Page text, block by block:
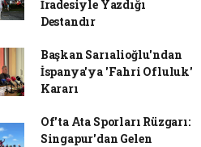
İradesiyle Yazdığı
Destandır
Başkan Sarıalioğlu'ndan
İspanya'ya 'Fahri Ofluluk'
Kararı
Of'ta Ata Sporları Rüzgarı:
Singapur'dan Gelen